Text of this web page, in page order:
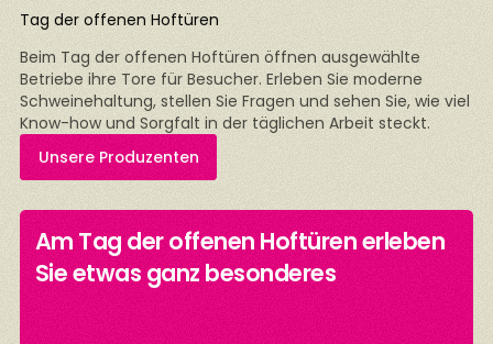
Tag der offenen Hoftüren
Beim Tag der offenen Hoftüren öffnen ausgewählte
Betriebe ihre Tore für Besucher. Erleben Sie moderne
Schweinehaltung, stellen Sie Fragen und sehen Sie, wie viel
Know-how und Sorgfalt in der täglichen Arbeit steckt.
Unsere Produzenten
Am Tag der offenen Hoftüren erleben
Sie etwas ganz besonderes